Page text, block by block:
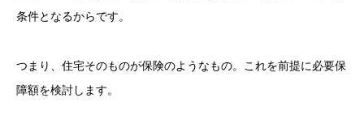
条件となるからです。
つまり、住宅そのものが保険のようなもの。これを前提に必要保
障額を検討します。